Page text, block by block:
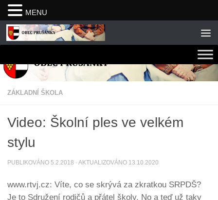
Skip to content
ZÁKLADNÍ ŠKOLA
Video: Školní ples ve velkém
stylu
PUBLIKOVÁNO 5.2.2018 · AKTUALIZOVÁNO 13.10.2020
www.rtvj.cz: Víte, co se skrývá za zkratkou SRPDŠ?
Je to Sdružení rodičů a přátel školy. No a teď už taky
MENU